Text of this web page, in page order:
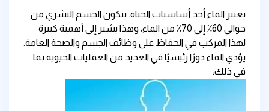
يعتبر الماء أحد أساسيات الحياة. يتكون الجسم البشري من
حوالي 60٪ إلى 70٪ من الماء، وهذا يشير إلى أهمية كبيرة
لهذا المركب في الحفاظ على وظائف الجسم والصحة العامة.
يؤدي الماء دورًا رئيسيًا في العديد من العمليات الحيوية بما
في ذلك: